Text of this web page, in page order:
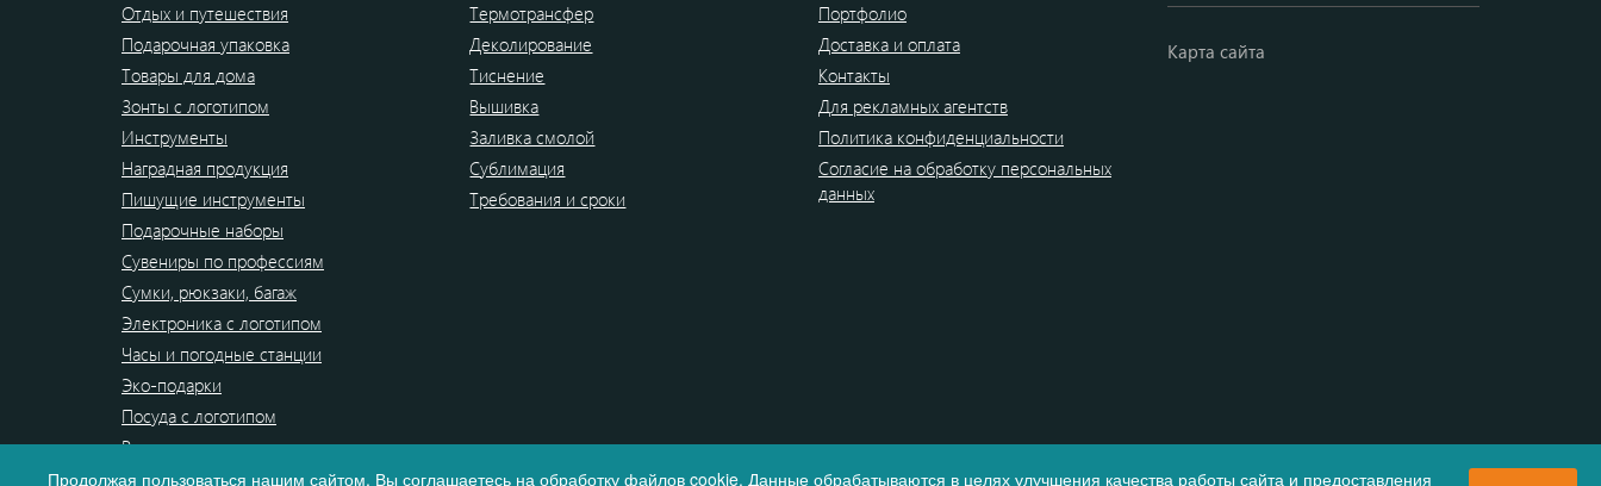
Отдых и путешествия
Подарочная упаковка
Товары для дома
Зонты с логотипом
Инструменты
Наградная продукция
Пишущие инструменты
Подарочные наборы
Сувениры по профессиям
Сумки, рюкзаки, багаж
Электроника с логотипом
Часы и погодные станции
Эко-подарки
Посуда с логотипом
Распродажа
Термотрансфер
Деколирование
Тиснение
Вышивка
Заливка смолой
Сублимация
Требования и сроки
Портфолио
Доставка и оплата
Контакты
Для рекламных агентств
Политика конфиденциальности
Согласие на обработку персональных
данных
Карта сайта
Продолжая пользоваться нашим сайтом, Вы соглашаетесь на обработку файлов cookie. Данные обрабатываются в целях улучшения качества работы сайта и предоставления